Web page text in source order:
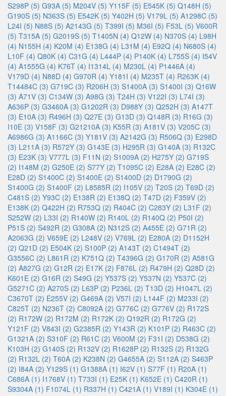
S298P (5) G93A (5) M204V (5) Y115F (5) E545K (5) Q148H (5)
G190S (5) N363S (5) E542K (5) Y402H (5) V179L (5) A1298C (5)
L24I (5) N88S (5) A2143G (5) T399I (5) M36I (5) F53L (5) V600R
(5) T315A (5) G2019S (5) T1405N (4) Q12W (4) N370S (4) L98H
(4) N155H (4) K20M (4) E138G (4) L31M (4) E92Q (4) N680S (4)
L10F (4) Q80K (4) C31G (4) L444P (4) P140K (4) L755S (4) I54V
(4) A1555G (4) K76T (4) I1314L (4) M230L (4) P1446A (4)
V179D (4) N88D (4) G970R (4) Y181I (4) M235T (4) R263K (4)
T14484C (3) G719C (3) R206H (3) S1400A (3) S1400I (3) Q16W
(3) A71V (3) C134W (3) A98G (3) T24H (3) V122I (3) L74I (3)
A636P (3) G3460A (3) G1202R (3) D988Y (3) Q252H (3) A147T
(3) E10A (3) R496H (3) Q27E (3) G13D (3) Q148R (3) R16G (3)
I10E (3) V158F (3) G21210A (3) K55R (3) A181V (3) V205C (3)
A6986G (3) A1166C (3) Y181V (3) A2142G (3) R506Q (3) E298D
(3) L211A (3) R572Y (3) G143E (3) H295R (3) G140A (3) R132C
(3) E23K (3) V777L (3) F11N (2) S1009A (2) H275Y (2) G719S
(2) I148M (2) G250E (2) S77Y (2) T1095C (2) E28A (2) E28C (2)
E28D (2) S1400C (2) S1400E (2) S1400D (2) D1790G (2)
S1400G (2) S1400F (2) L8585R (2) I105V (2) T20S (2) T69D (2)
C481S (2) Y93C (2) E138R (2) E138Q (2) T47D (2) F359V (2)
E138K (2) Q422H (2) R753Q (2) R404C (2) C283Y (2) L31F (2)
S252W (2) L33I (2) R140W (2) R140L (2) R140Q (2) P50I (2)
P51S (2) S492R (2) G308A (2) N312S (2) A455E (2) G71R (2)
A2063G (2) V659E (2) L248V (2) V769L (2) E280A (2) D1152H
(2) Q21D (2) E504K (2) S100P (2) A143T (2) C1494T (2)
G3556C (2) L861R (2) K751Q (2) T4396G (2) G170R (2) A581G
(2) A827G (2) G12R (2) E17K (2) F876L (2) R479H (2) Q28D (2)
K601E (2) G16R (2) S49G (2) Y537S (2) Y537N (2) Y537C (2)
G5271C (2) A270S (2) L63P (2) P236L (2) T13D (2) H1047L (2)
C3670T (2) E255V (2) G469A (2) V57I (2) L144F (2) M233I (2)
C825T (2) N236T (2) C8092A (2) G776C (2) G776V (2) R172S
(2) R172W (2) R172M (2) R172K (2) Q192R (2) R172G (2)
Y121F (2) V843I (2) G2385R (2) Y143R (2) K101P (2) R463C (2)
G1321A (2) S310F (2) R61C (2) V600M (2) F31I (2) D538G (2)
K103H (2) G140S (2) R132V (2) R1628P (2) R132S (2) R132G
(2) R132L (2) T60A (2) K238N (2) G4655A (2) S112A (2) S463P
(2) I84A (2) Y129S (1) G1388A (1) I62V (1) S77F (1) R20A (1)
C686A (1) I1768V (1) T733I (1) E25K (1) K652E (1) C420R (1)
S9304A (1) F1074L (1) R337H (1) C421A (1) V189I (1) K304E (1)